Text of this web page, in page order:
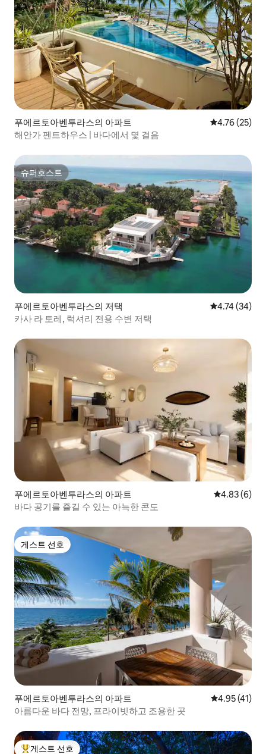
푸에르토아벤투라스의 아파트 평점 4.76점
4.76 (25)
해안가 펜트하우스 | 바다에서 몇 걸음
슈퍼호스트
슈퍼호스트
푸에르토아벤투라스의 저택 평점 4.74점
4.74 (34)
카사 라 토레, 럭셔리 전용 수변 저택
푸에르토아벤투라스의 아파트 평점 4.83점
4.83 (6)
바다 공기를 즐길 수 있는 아늑한 콘도
게스트 선호
게스트 선호
푸에르토아벤투라스의 아파트 평점 4.95점
4.95 (41)
아름다운 바다 전망, 프라이빗하고 조용한 곳
게스트 선호